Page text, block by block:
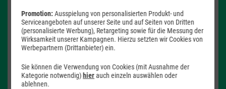
Monatlicher Tarifpreis
Promotion:Ausspielung von personalisierten Produkt- und
Serviceangeboten auf unserer Seite und auf Seiten von Dritten
(personalisierte Werbung), Retargeting sowie für die Messung der
Wirksamkeit unserer Kampagnen. Hierzu setzten wir Cookies von
Werbepartnern (Drittanbieter) ein.
Sie können die Verwendung von Cookies (mit Ausnahme der
Kategorie notwendig) hierauch einzeln auswählen oder
ablehnen.